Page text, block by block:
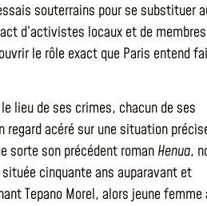
souterrains pour se substituer
d’activistes locaux et de membres
le rôle exact que Paris entend
lieu de ses crimes, chacun de ses
acéré sur une situation
sorte son précédent roman Henua,
cinquante ans auparavant et
Tepano Morel, alors jeune femme